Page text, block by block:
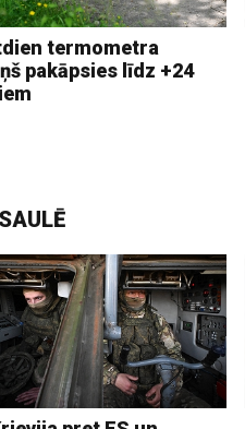
termometra
pakāpsies līdz +24